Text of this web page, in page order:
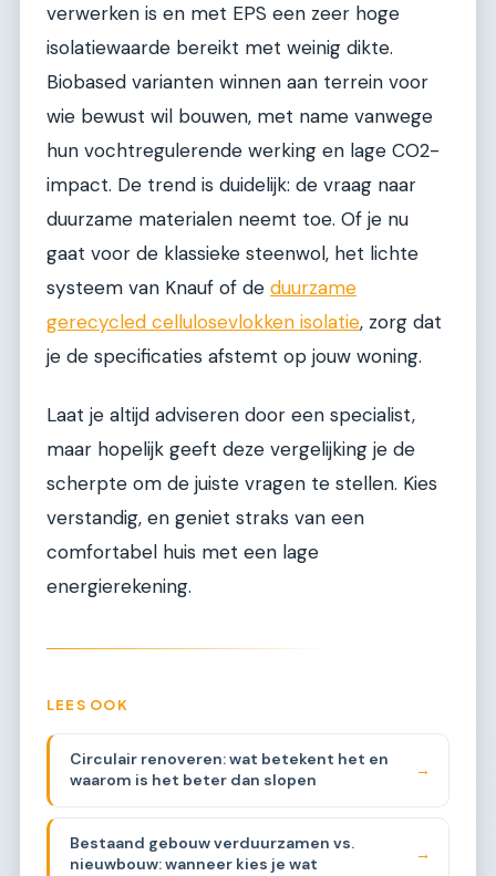
verwerken is en met EPS een zeer hoge
isolatiewaarde bereikt met weinig dikte.
Biobased varianten winnen aan terrein voor
wie bewust wil bouwen, met name vanwege
hun vochtregulerende werking en lage CO2-
impact. De trend is duidelijk: de vraag naar
duurzame materialen neemt toe. Of je nu
gaat voor de klassieke steenwol, het lichte
systeem van Knauf of de duurzame
gerecycled cellulosevlokken isolatie, zorg dat
je de specificaties afstemt op jouw woning.
Laat je altijd adviseren door een specialist,
maar hopelijk geeft deze vergelijking je de
scherpte om de juiste vragen te stellen. Kies
verstandig, en geniet straks van een
comfortabel huis met een lage
energierekening.
LEES OOK
Circulair renoveren: wat betekent het en
waarom is het beter dan slopen
→
Bestaand gebouw verduurzamen vs.
nieuwbouw: wanneer kies je wat
→